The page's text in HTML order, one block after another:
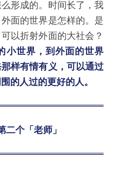
形成的。时间长了，我
面的世界是怎样的。是
以折射外面的大社会？
小世界，到外面的世界
样有情有义，可以通过
的人过的更好的人。
二个「老师」